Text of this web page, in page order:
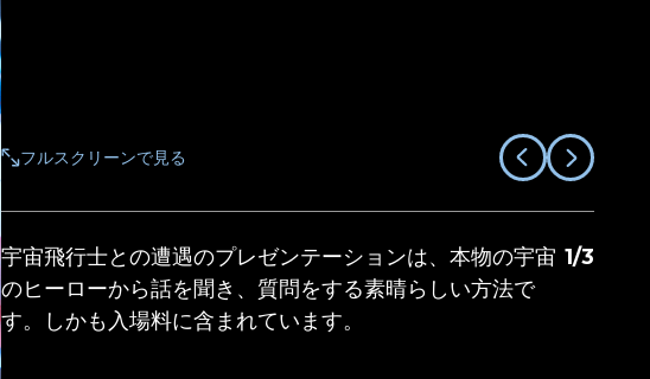
フルスクリーンで見る
前
へ
次
の
ペ
ジ
宇宙飛行士との遭遇のプレゼンテーションは、本物の宇宙
のヒーローから話を聞き、質問をする素晴らしい方法で
す。しかも入場料に含まれています。
1/3